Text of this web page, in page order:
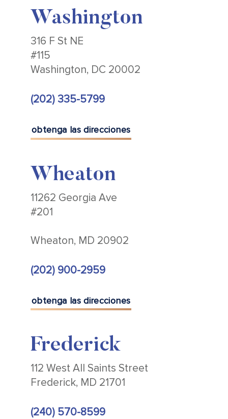
Washington
316 F St NE
#115
Washington, DC 20002
(202) 335-5799
obtenga las direcciones
Wheaton
11262 Georgia Ave
#201
Wheaton, MD 20902
(202) 900-2959
obtenga las direcciones
Frederick
112 West All Saints Street
Frederick, MD 21701
(240) 570-8599